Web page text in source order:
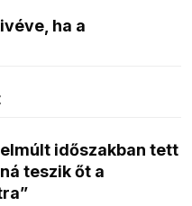
ha a
időszakban tett
teszik őt a